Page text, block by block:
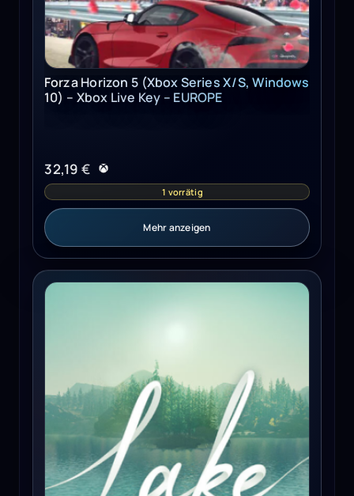
Forza Horizon 5 (Xbox Series X/S, Windows
10) – Xbox Live Key – EUROPE
32,19 €
1 vorrätig
Mehr anzeigen
Lake (PC) - Steam Key - GLOBAL